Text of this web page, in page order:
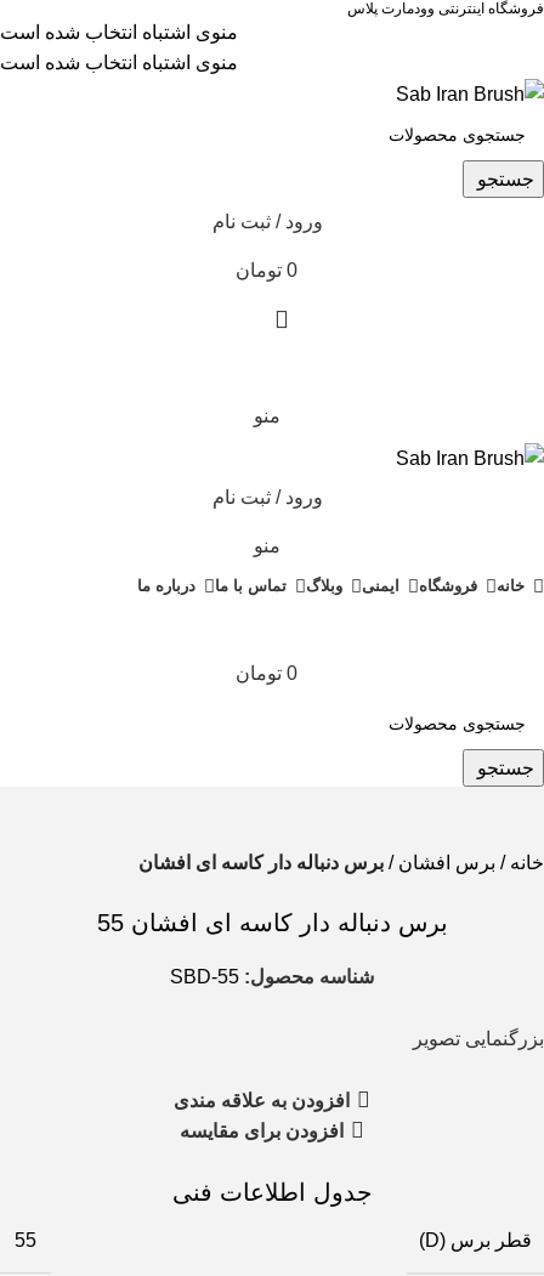
فروشگاه اینترنتی وودمارت پلاس
منوی اشتباه انتخاب شده است
منوی اشتباه انتخاب شده است
جستجو
ورود / ثبت نام
0 تومان
منو
ورود / ثبت نام
منو
خانه فروشگاه ایمنی وبلاگ تماس با ما درباره ما
0 تومان
جستجو
خانه برس افشان برس دنباله دار کاسه ای افشان
برس دنباله دار کاسه ای افشان 55
شناسه محصول: SBD-55
بزرگنمایی تصویر
افزودن به علاقه مندی
افزودن برای مقایسه
جدول اطلاعات فنی
قطر برس (D) 55